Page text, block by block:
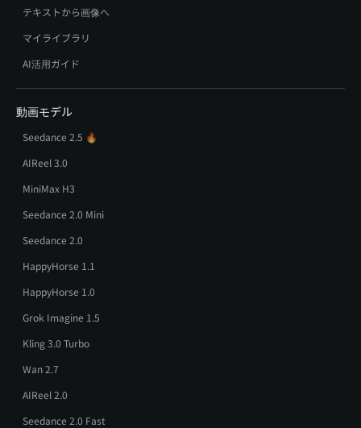
テキストから画像へ
マイライブラリ
AI活用ガイド
動画モデル
Seedance 2.5 🔥
AIReel 3.0
MiniMax H3
Seedance 2.0 Mini
Seedance 2.0
HappyHorse 1.1
HappyHorse 1.0
Grok Imagine 1.5
Kling 3.0 Turbo
Wan 2.7
AIReel 2.0
Seedance 2.0 Fast